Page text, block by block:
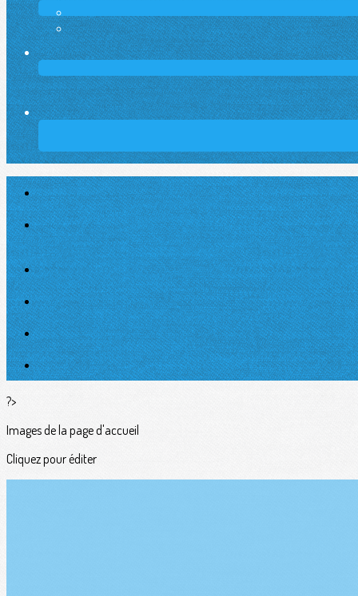
?>
Images de la page d'accueil
Cliquez pour éditer